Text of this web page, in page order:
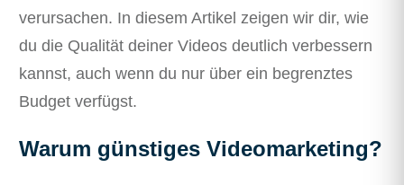
verursachen. In diesem Artikel zeigen wir dir, wie
du die Qualität deiner Videos deutlich verbessern
kannst, auch wenn du nur über ein begrenztes
Budget verfügst.
Warum günstiges Videomarketing?